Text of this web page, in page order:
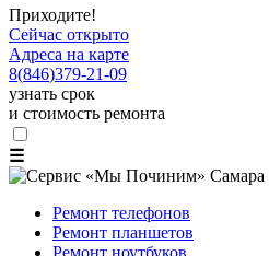
Приходите!
Сейчас открыто
Адреса на карте
8(846)379-21-09
узнать срок
и стоимость ремонта
☰
Ремонт телефонов
Ремонт планшетов
Ремонт ноутбуков